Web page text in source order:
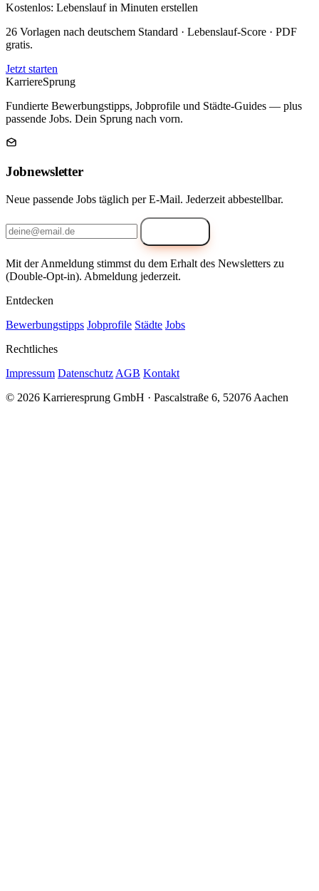
Kostenlos: Lebenslauf in Minuten erstellen
26 Vorlagen nach deutschem Standard · Lebenslauf-Score · PDF
gratis.
Jetzt starten
KarriereSprung
Fundierte Bewerbungstipps, Jobprofile und Städte-Guides — plus
passende Jobs. Dein Sprung nach vorn.
Jobnewsletter
Neue passende Jobs täglich per E-Mail. Jederzeit abbestellbar.
Mit der Anmeldung stimmst du dem Erhalt des Newsletters zu
(Double-Opt-in). Abmeldung jederzeit.
Entdecken
Bewerbungstipps Jobprofile Städte Jobs
Rechtliches
Impressum Datenschutz AGB Kontakt
© 2026 Karrieresprung GmbH · Pascalstraße 6, 52076 Aachen